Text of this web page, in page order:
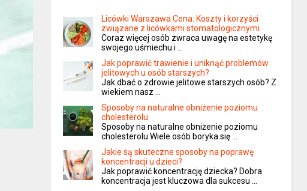
Licówki Warszawa Cena: Koszty i korzyści
związane z licówkami stomatologicznymi
Coraz więcej osób zwraca uwagę na estetykę
swojego uśmiechu i …
Jak poprawić trawienie i uniknąć problemów
jelitowych u osób starszych?
Jak dbać o zdrowie jelitowe starszych osób? Z
wiekiem nasz …
Sposoby na naturalne obniżenie poziomu
cholesterolu
Sposoby na naturalne obniżenie poziomu
cholesterolu Wiele osób boryka się …
Jakie są skuteczne sposoby na poprawę
koncentracji u dzieci?
Jak poprawić koncentrację dziecka? Dobra
koncentracja jest kluczowa dla sukcesu …